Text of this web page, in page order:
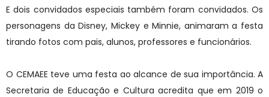
E dois convidados especiais também foram convidados. Os
personagens da Disney, Mickey e Minnie, animaram a festa
tirando fotos com pais, alunos, professores e funcionários.
O CEMAEE teve uma festa ao alcance de sua importância. A
Secretaria de Educação e Cultura acredita que em 2019 o